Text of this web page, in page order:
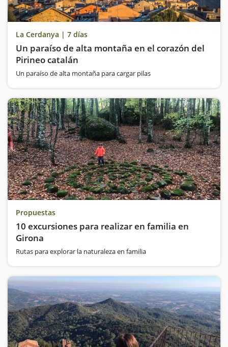
La Cerdanya | 7 días
Un paraíso de alta montaña en el corazón del
Pirineo catalán
Un paraíso de alta montaña para cargar pilas
Propuestas
10 excursiones para realizar en familia en
Girona
Rutas para explorar la naturaleza en familia